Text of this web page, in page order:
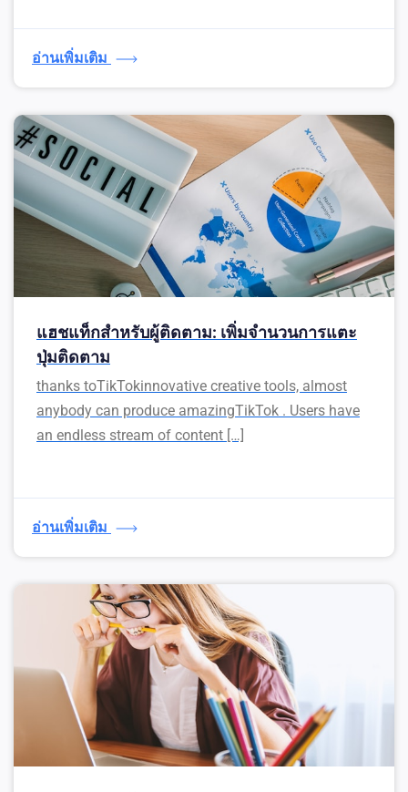
อ่านเพิ่มเติม
แฮชแท็กสำหรับผู้ติดตาม: เพิ่มจำนวนการแตะ
ปุ่มติดตาม
thanks toTikTokinnovative creative tools, almost
anybody can produce amazingTikTok . Users have
an endless stream of content […]
อ่านเพิ่มเติม